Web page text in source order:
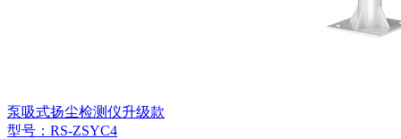
泵吸式扬尘检测仪升级款
型号：RS-ZSYC4